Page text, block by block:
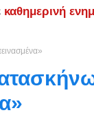
καθημερινή